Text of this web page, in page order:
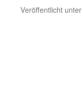
Veröffentlicht unter